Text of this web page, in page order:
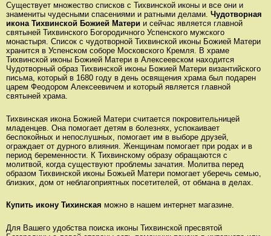
Существует множество списков с Тихвинской иконы и все они и
знамениты чудесными спасениями и ратными делами. Чудотворная
икона Тихвинской Божией Матери и сейчас является главной
святыней Тихвинского Богородичного Успенского мужского
монастыря. Список с чудотворной Тихвинской иконы Божией Матери
хранится в Успенском соборе Московского Кремля. В храме
Тихвинской иконы Божией Матери в Алексеевском находится
Чудотворный образ Тихвинской иконы Божией Матери византийского
письма, который в 1680 году в день освящения храма был подарен
царем Феодором Алексеевичем и который является главной
святыней храма.
Тихвинская икона Божией Матери считается покровительницей
младенцев. Она помогает детям в болезнях, успокаивает
беспокойных и непослушных, помогает им в выборе друзей,
ограждает от дурного влияния. Женщинам помогает при родах и в
период беременности. К Тихвинскому образу обращаются с
молитвой, когда существуют проблемы зачатия. Молитва перед
образом Тихвинской иконы Божьей Матери помогает уберечь семью,
близких, дом от неблагоприятных посетителей, от обмана в делах.
Купить икону Тихинская можно в нашем интернет магазине.
Для Вашего удобства поиска иконы Тихвинской пресвятой